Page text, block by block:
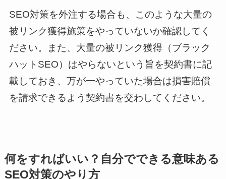
SEO対策を外注する場合も、このような大量の
被リンク獲得施策をやっていないか確認してく
ださい。また、大量の被リンク獲得（ブラック
ハットSEO）はやらないという旨を契約書に記
載しておき、万が一やっていた場合は損害賠償
を請求できるよう契約書を交わしてください。
何をすればいい？自分でできる意味ある
SEO対策のやり方